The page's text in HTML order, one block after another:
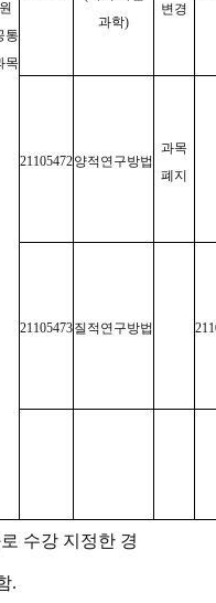
원
통
목
과학)
변경
21105472양적연구방법
과목
폐지
21105473질적연구방법
수강 지정한 경
.